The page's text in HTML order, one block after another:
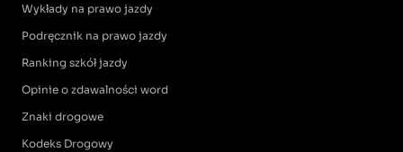
Wykłady na prawo jazdy
Podręcznik na prawo jazdy
Ranking szkół jazdy
Opinie o zdawalności word
Znaki drogowe
Kodeks Drogowy